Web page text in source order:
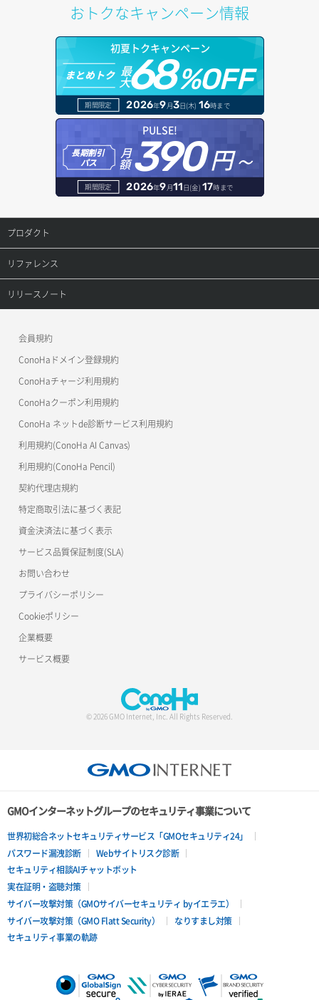
ロール詳細取得
ボリューム更新
ボリューム詳細一覧取得
ボリューム詳細取得
自動バックアップ有効化
自動バックアップ無効化
アタッチ済みポート詳細取得
アタッチ済みボリューム一覧
アタッチ済みボリューム詳細取得
コンソールURL発行
サーバーに紐づくアドレス取得
サーバーに紐づくアドレス取得（ネットワーク指定）
サーバープラン一覧取得
サーバープラン変更
サーバープラン詳細一覧取得
サーバープラン詳細取得
サーバーメタデータ取得
サーバーメタデータ更新（ネームタグ変更）
サーバー一覧取得
サーバー作成
サーバー再構築（OS再インストール）
サーバー利用状況グラフ（ディスクIO）
サーバー削除
ポートデタッチ
ボリュームアタッチ
ボリュームデタッチ
サブネット詳細取得
セキュリティグループ ルール一覧取得
セキュリティグループ ルール作成
セキュリティグループ ルール削除
セキュリティグループ ルール詳細取得
セキュリティグループ一覧取得
ネットワーク一覧取得
ネットワーク作成（ローカルネットワーク用）
ネットワーク削除（ローカルネットワーク用）
ネットワーク詳細取得
ポート一覧取得
ポート作成（ローカルネットワーク用）
ポート作成（追加IP用）
ポート削除
ポート詳細取得
ヘルスモニタ一覧取得
ヘルスモニタ作成
ヘルスモニタ削除
ヘルスモニタ更新
ヘルスモニタ詳細取得
メンバー更新
メンバー詳細取得
メンバー追加
リスナー作成
リスナー削除
リスナー更新
リスナー詳細取得
ロードバランサー一覧取得
ロードバランサー削除
ロードバランサー更新
ロードバランサー詳細取得
ロードバランサー追加
オブジェクトダウンロード
オブジェクトバージョン管理
オブジェクト一覧取得
オブジェクト削除
オブジェクト削除予約
オブジェクト複製
オブジェクト詳細取得
コンテナ一覧取得
コンテナ作成
コンテナ削除
ラージオブジェクトアップロード(DLO)
一時的Web公開
ドメイン情報登録
ドメイン詳細取得
レコード一覧取得
レコード作成
レコード更新
レコード詳細取得
おトクなキャンペーン情報
初夏トクキャンペーン
まとめトク 最
大68%OFF
期間限定 2026年9月3日(木) 16時まで
PULSE!
長期割引
パス
月
額390円～
期間限定 2026年9月11日(金) 17時まで
プロダクト
プロダクトトップ
ConoHa VPS(Ver.3.0)
ConoHa for GAME
リファレンス
リファレンストップ
OpenStack CLI
Terraform
s3cmd
公開API(ConoHa VPS Ver.2.0)
リリースノート
会員規約
ConoHaドメイン登録規約
ConoHaチャージ利用規約
ConoHaクーポン利用規約
ConoHa ネットde診断サービス利用規約
利用規約(ConoHa AI Canvas)
利用規約(ConoHa Pencil)
契約代理店規約
特定商取引法に基づく表記
資金決済法に基づく表示
サービス品質保証制度(SLA)
お問い合わせ
プライバシーポリシー
Cookieポリシー
企業概要
サービス概要
© 2026 GMO Internet, Inc. All Rights Reserved.
GMOインターネットグループのセキュリティ事業について
世界初総合ネットセキュリティサービス「GMOセキュリティ24」
パスワード漏洩診断
Webサイトリスク診断
セキュリティ相談AIチャットボット
実在証明・盗聴対策
サイバー攻撃対策（GMOサイバーセキュリティ byイエラエ）
サイバー攻撃対策（GMO Flatt Security）
なりすまし対策
セキュリティ事業の軌跡